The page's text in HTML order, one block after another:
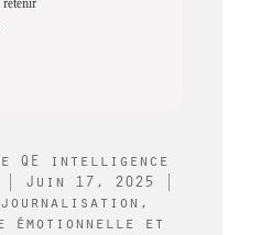
QE intelligence
Juin 17, 2025
journalisation ,
émotionnelle et